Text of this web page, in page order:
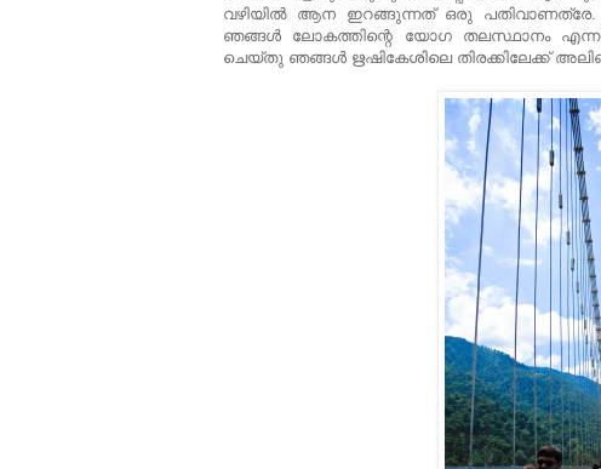
വഴിയില്‍ ആന ഇറങ്ങുന്നത് ഒരു
ഞങ്ങള്‍ ലോകത്തിന്റെ യോഗ തലസ്ഥാനം
ചെയ്തു ഞങ്ങള്‍ ഋഷികേശിലെ തിരക്കിലേക്ക്